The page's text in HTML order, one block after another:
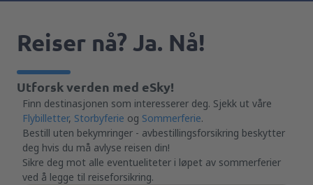
Reiser nå? Ja. Nå!
Utforsk verden med eSky!
Finn destinasjonen som interesserer deg. Sjekk ut våre
Flybilletter, Storbyferie og Sommerferie.
Bestill uten bekymringer - avbestillingsforsikring beskytter
deg hvis du må avlyse reisen din!
Sikre deg mot alle eventueliteter i løpet av sommerferier
ved å legge til reiseforsikring.